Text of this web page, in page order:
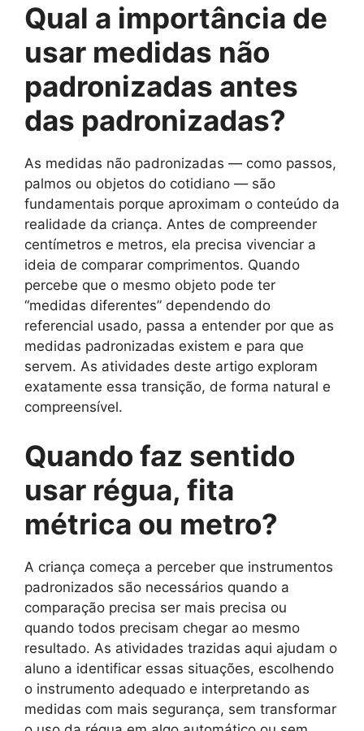
Qual a importância de
usar medidas não
padronizadas antes
das padronizadas?
As medidas não padronizadas — como passos,
palmos ou objetos do cotidiano — são
fundamentais porque aproximam o conteúdo da
realidade da criança. Antes de compreender
centímetros e metros, ela precisa vivenciar a
ideia de comparar comprimentos. Quando
percebe que o mesmo objeto pode ter
“medidas diferentes” dependendo do
referencial usado, passa a entender por que as
medidas padronizadas existem e para que
servem. As atividades deste artigo exploram
exatamente essa transição, de forma natural e
compreensível.
Quando faz sentido
usar régua, fita
métrica ou metro?
A criança começa a perceber que instrumentos
padronizados são necessários quando a
comparação precisa ser mais precisa ou
quando todos precisam chegar ao mesmo
resultado. As atividades trazidas aqui ajudam o
aluno a identificar essas situações, escolhendo
o instrumento adequado e interpretando as
medidas com mais segurança, sem transformar